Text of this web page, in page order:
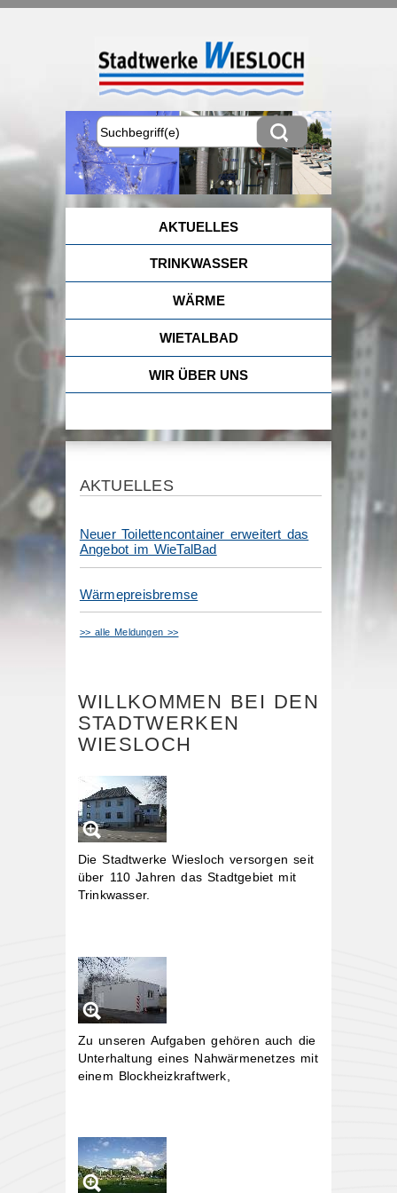
AKTUELLES
TRINKWASSER
WÄRME
WIETALBAD
WIR ÜBER UNS
AKTUELLES
Neuer Toilettencontainer erweitert das
Angebot im WieTalBad
Wärmepreisbremse
>> alle Meldungen >>
WILLKOMMEN BEI DEN
STADTWERKEN
WIESLOCH
Die Stadtwerke Wiesloch versorgen seit
über 110 Jahren das Stadtgebiet mit
Trinkwasser.
Zu unseren Aufgaben gehören auch die
Unterhaltung eines Nahwärmenetzes mit
einem Blockheizkraftwerk,